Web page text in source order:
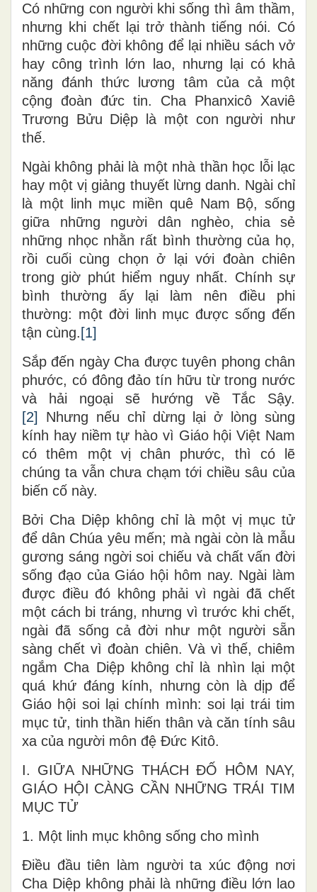
Có những con người khi sống thì âm thầm,
nhưng khi chết lại trở thành tiếng nói. Có
những cuộc đời không để lại nhiều sách vở
hay công trình lớn lao, nhưng lại có khả
năng đánh thức lương tâm của cả một
cộng đoàn đức tin. Cha Phanxicô Xaviê
Trương Bửu Diệp là một con người như
thế.
Ngài không phải là một nhà thần học lỗi lạc
hay một vị giảng thuyết lừng danh. Ngài chỉ
là một linh mục miền quê Nam Bộ, sống
giữa những người dân nghèo, chia sẻ
những nhọc nhằn rất bình thường của họ,
rồi cuối cùng chọn ở lại với đoàn chiên
trong giờ phút hiểm nguy nhất. Chính sự
bình thường ấy lại làm nên điều phi
thường: một đời linh mục được sống đến
tận cùng. [1]
Sắp đến ngày Cha được tuyên phong chân
phước, có đông đảo tín hữu từ trong nước
và hải ngoại sẽ hướng về Tắc Sậy.
[2]
Nhưng nếu chỉ dừng lại ở lòng sùng
kính hay niềm tự hào vì Giáo hội Việt Nam
có thêm một vị chân phước, thì có lẽ
chúng ta vẫn chưa chạm tới chiều sâu của
biến cố này.
Bởi Cha Diệp không chỉ là một vị mục tử
để dân Chúa yêu mến; mà ngài còn là mẫu
gương sáng ngời soi chiếu và chất vấn đời
sống đạo của Giáo hội hôm nay. Ngài làm
được điều đó không phải vì ngài đã chết
một cách bi tráng, nhưng vì trước khi chết,
ngài đã sống cả đời như một người sẵn
sàng chết vì đoàn chiên. Và vì thế, chiêm
ngắm Cha Diệp không chỉ là nhìn lại một
quá khứ đáng kính, nhưng còn là dịp để
Giáo hội soi lại chính mình: soi lại trái tim
mục tử, tinh thần hiến thân và căn tính sâu
xa của người môn đệ Đức Kitô.
I. GIỮA NHỮNG THÁCH ĐỐ HÔM NAY,
GIÁO HỘI CÀNG CẦN NHỮNG TRÁI TIM
MỤC TỬ
1. Một linh mục không sống cho mình
Điều đầu tiên làm người ta xúc động nơi
Cha Diệp không phải là những điều lớn lao